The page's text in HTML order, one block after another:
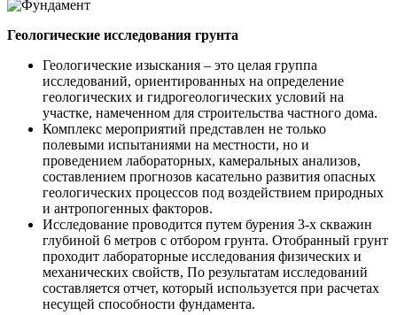
Геологические исследования грунта
Геологические изыскания – это целая группа
исследований, ориентированных на определение
геологических и гидрогеологических условий на
участке, намеченном для строительства частного дома.
Комплекс мероприятий представлен не только
полевыми испытаниями на местности, но и
проведением лабораторных, камеральных анализов,
составлением прогнозов касательно развития опасных
геологических процессов под воздействием природных
и антропогенных факторов.
Исследование проводится путем бурения 3-х скважин
глубиной 6 метров с отбором грунта. Отобранный грунт
проходит лабораторные исследования физических и
механических свойств, По результатам исследований
составляется отчет, который используется при расчетах
несущей способности фундамента.